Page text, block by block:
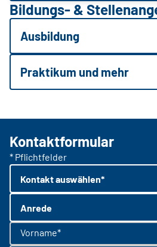
Bildungs- &
Ausbildung
Praktikum und mehr
Kontaktformular
* Pflichtfelder
Kontakt auswählen*
Anrede
Vorname*